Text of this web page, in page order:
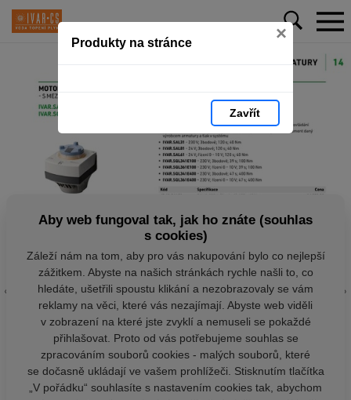
Produkty na stránce ×
Zavřít
Aby web fungoval tak, jak ho znáte (souhlas
s cookies)
Záleží nám na tom, aby pro vás nakupování bylo co nejlepší
zážitkem. Abyste na našich stránkách rychle našli to, co
hledáte, ušetřili spoustu klikání a nezobrazovaly se vám
reklamy na věci, které vás nezajímají. Abyste web viděli
v zobrazení na které jste zvyklí a nemuseli se pokaždé
přihlašovat. Proto od vás potřebujeme souhlas se
zpracováním souborů cookies - malých souborů, které
se dočasně ukládají ve vašem prohlížeči. Stisknutím tlačítka
„V pořádku“ souhlasíte s nastavením cookies tak, abychom